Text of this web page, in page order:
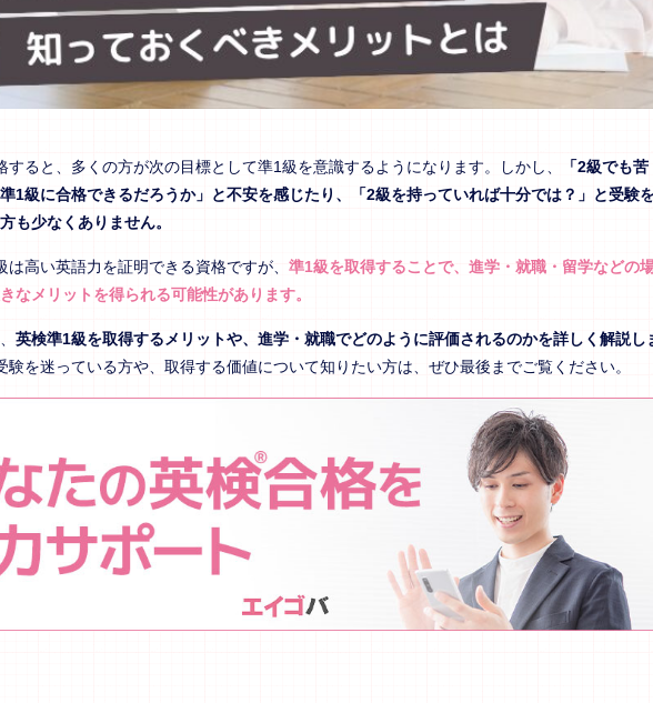
すると、多くの方が次の目標として準1級を意識するようになります。しかし、
「2級でも苦
1級に合格できるだろうか」と不安を感じたり、「2級を持っていれば十分では？」と受験
も少なくありません。
は高い英語力を証明できる資格ですが、 準1級を取得することで、進学・就職・留学などの
なメリットを得られる可能性があります。
英検準1級を取得するメリットや、進学・就職でどのように評価されるのかを詳しく解説し
験を迷っている方や、取得する価値について知りたい方は、ぜひ最後までご覧ください。